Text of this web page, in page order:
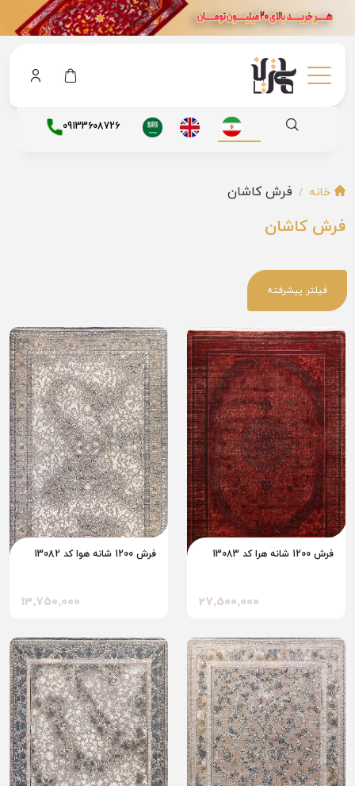
09133608726
خانه فرش کاشان
فرش کاشان
فیلتر پیشرفته
فرش 1200 شانه هرا کد 13083
27٬500٬000
فرش 1200 شانه هوا کد 13082
13٬750٬000